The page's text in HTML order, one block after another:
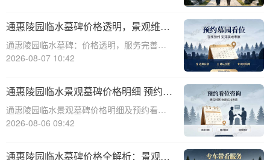
方式越来越注重个性化与情感表达。通惠陵
园作为一家专业的陵园服务机构，
通惠陵园临水墓碑价格透明，景观维护
由园区全额承担
通惠陵园临水墓碑：价格透明，服务完善，
为您的挚爱守护永恒之美☎ 通惠陵园电
特的景观设计和环境优势，成为众多家庭的
心仪之选。本文将为您详细解析通惠陵
2026-08-07 10:42
通惠陵园临水景观墓碑价格明细 预约看
墓赠送碑文雕刻
通惠陵园临水景观墓碑价格明细及预约看墓
赠送碑文雕刻服务详解☎ 通惠陵园电话:400-
与人文情怀的现代化陵园，以其独特的临水
2026-08-06 09:42
通惠陵园临水墓碑价格全解析：景观维